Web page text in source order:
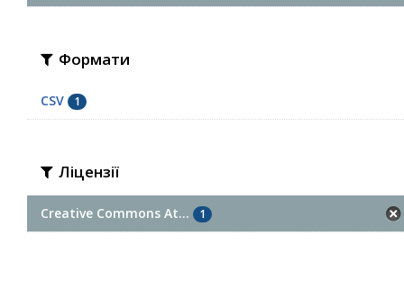
Формати
CSV 1
Ліцензії
Creative Commons At... 1